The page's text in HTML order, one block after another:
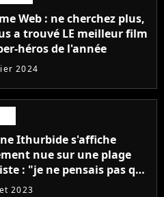
Web : ne cherchez plus,
a trouvé LE meilleur film
héros de l'année
2024
Ithurbide s'affiche
nue sur une plage
: "je ne pensais pas que
à le faire..."
2023